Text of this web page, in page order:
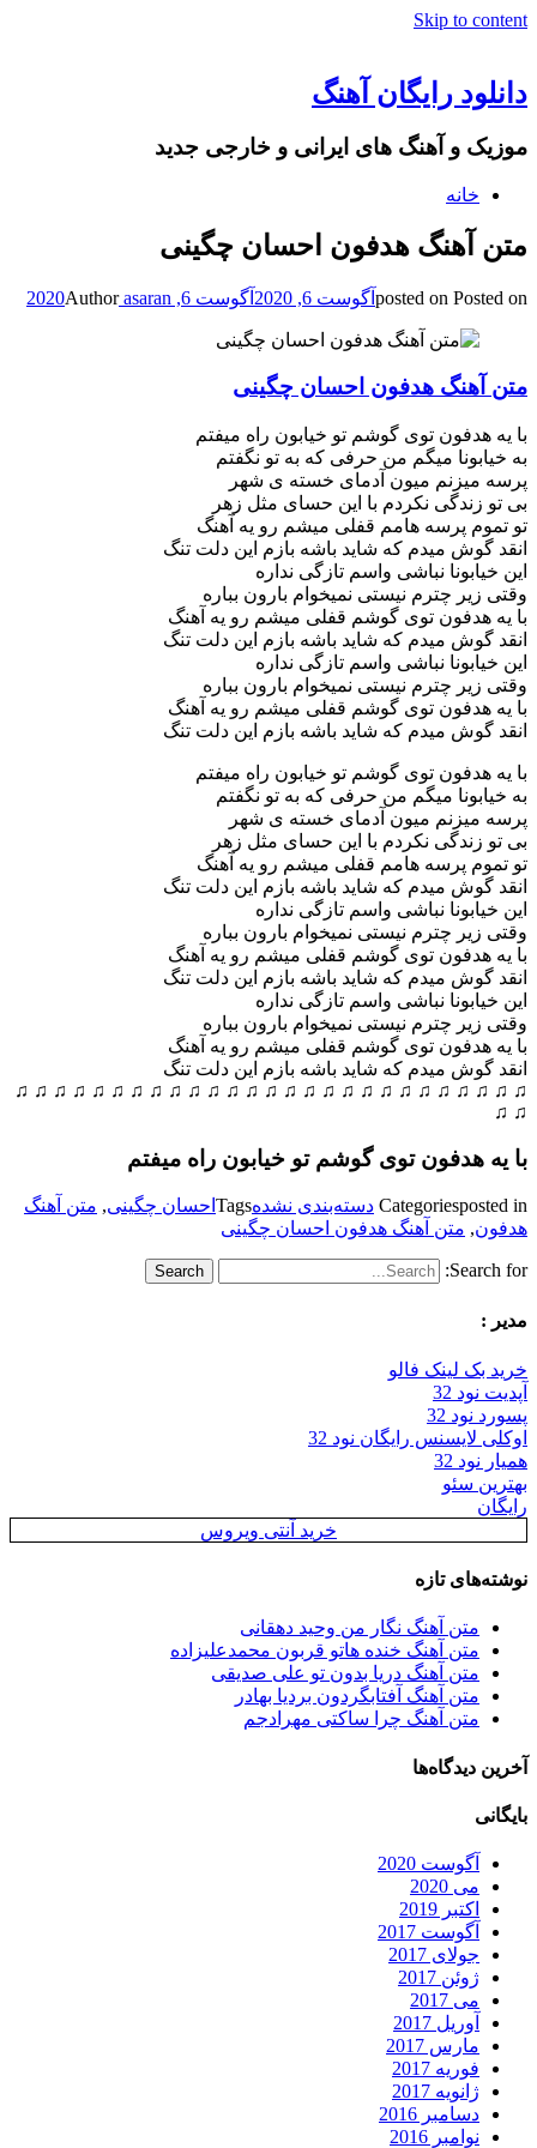
Skip to content
دانلود رایگان آهنگ
موزیک و آهنگ های ایرانی و خارجی جدید
خانه
متن آهنگ هدفون احسان چگینی
posted on Posted on آگوست 6, 2020 آگوست 6, 2020 Authorasaran
متن آهنگ هدفون احسان چگینی
با یه هدفون توی گوشم تو خیابون راه میفتم
به خیابونا میگم من حرفی که به تو نگفتم
پرسه میزنم میون آدمای خسته ی شهر
بی تو زندگی نکردم با این حسای مثل زهر
تو تموم پرسه هامم قفلی میشم رو یه آهنگ
انقد گوش میدم که شاید باشه بازم این دلت تنگ
این خیابونا نباشی واسم تازگی نداره
وقتی زیر چترم نیستی نمیخوام بارون بباره
با یه هدفون توی گوشم قفلی میشم رو یه آهنگ
انقد گوش میدم که شاید باشه بازم این دلت تنگ
این خیابونا نباشی واسم تازگی نداره
وقتی زیر چترم نیستی نمیخوام بارون بباره
با یه هدفون توی گوشم قفلی میشم رو یه آهنگ
انقد گوش میدم که شاید باشه بازم این دلت تنگ
با یه هدفون توی گوشم تو خیابون راه میفتم
به خیابونا میگم من حرفی که به تو نگفتم
پرسه میزنم میون آدمای خسته ی شهر
بی تو زندگی نکردم با این حسای مثل زهر
تو تموم پرسه هامم قفلی میشم رو یه آهنگ
انقد گوش میدم که شاید باشه بازم این دلت تنگ
این خیابونا نباشی واسم تازگی نداره
وقتی زیر چترم نیستی نمیخوام بارون بباره
با یه هدفون توی گوشم قفلی میشم رو یه آهنگ
انقد گوش میدم که شاید باشه بازم این دلت تنگ
این خیابونا نباشی واسم تازگی نداره
وقتی زیر چترم نیستی نمیخوام بارون بباره
با یه هدفون توی گوشم قفلی میشم رو یه آهنگ
انقد گوش میدم که شاید باشه بازم این دلت تنگ
♫ ♫ ♫ ♫ ♫ ♫ ♫ ♫ ♫ ♫ ♫ ♫ ♫ ♫ ♫ ♫ ♫ ♫ ♫ ♫ ♫ ♫ ♫ ♫ ♫ ♫ ♫
♫ ♫
با یه هدفون توی گوشم تو خیابون راه میفتم
Categoriesposted in دسته‌بندی نشدهTags احسان چگینی, متن آهنگ
هدفون, متن آهنگ هدفون احسان چگینی
Search for:
مدیر :
خرید بک لینک فالو
آپدیت نود 32
پسورد نود 32
اوکلی لایسنس رایگان نود 32
همیار نود 32
بهترین سئو
رایگان
خرید آنتی ویروس
نوشته‌های تازه
متن آهنگ نگار من وحید دهقانی
متن آهنگ خنده هاتو قربون محمدعلیزاده
متن آهنگ دریا بدون تو علی صدیقی
متن آهنگ آفتابگردون بردیا بهادر
متن آهنگ چرا ساکتی مهرادجم
آخرین دیدگاه‌ها
بایگانی
آگوست 2020
می 2020
اکتبر 2019
آگوست 2017
جولای 2017
ژوئن 2017
می 2017
آوریل 2017
مارس 2017
فوریه 2017
ژانویه 2017
دسامبر 2016
نوامبر 2016